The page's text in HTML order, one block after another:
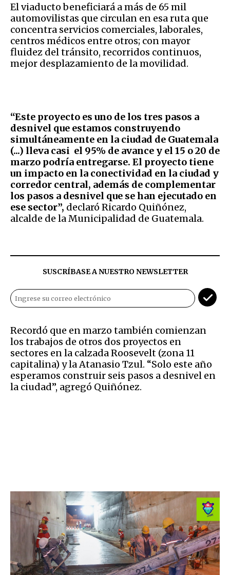
El viaducto beneficiará a más de 65 mil
automovilistas que circulan en esa ruta que
concentra servicios comerciales, laborales,
centros médicos entre otros; con mayor
fluidez del tránsito, recorridos continuos,
mejor desplazamiento de la movilidad.
“Este proyecto es uno de los tres pasos a
desnivel que estamos construyendo
simultáneamente en la ciudad de Guatemala
(...) lleva casi el 95% de avance y el 15 o 20 de
marzo podría entregarse. El proyecto tiene
un impacto en la conectividad en la ciudad y
corredor central, además de complementar
los pasos a desnivel que se han ejecutado en
ese sector”, declaró Ricardo Quiñónez,
alcalde de la Municipalidad de Guatemala.
SUSCRÍBASE A NUESTRO NEWSLETTER
Recordó que en marzo también comienzan
los trabajos de otros dos proyectos en
sectores en la calzada Roosevelt (zona 11
capitalina) y la Atanasio Tzul. “Solo este año
esperamos construir seis pasos a desnivel en
la ciudad”, agregó Quiñónez.